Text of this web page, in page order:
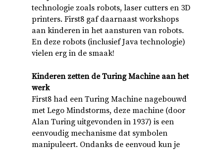
technologie zoals robots, laser cutters en 3D
printers. First8 gaf daarnaast workshops
aan kinderen in het aansturen van robots.
En deze robots (inclusief Java technologie)
vielen erg in de smaak!
Kinderen zetten de Turing Machine aan het
werk
First8 had een Turing Machine nagebouwd
met Lego Mindstorms, deze machine (door
Alan Turing uitgevonden in 1937) is een
eenvoudig mechanisme dat symbolen
manipuleert. Ondanks de eenvoud kun je